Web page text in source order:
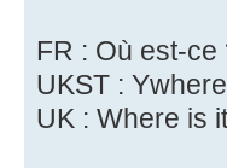
FR : Où est-ce
UKST :
UK : Where is